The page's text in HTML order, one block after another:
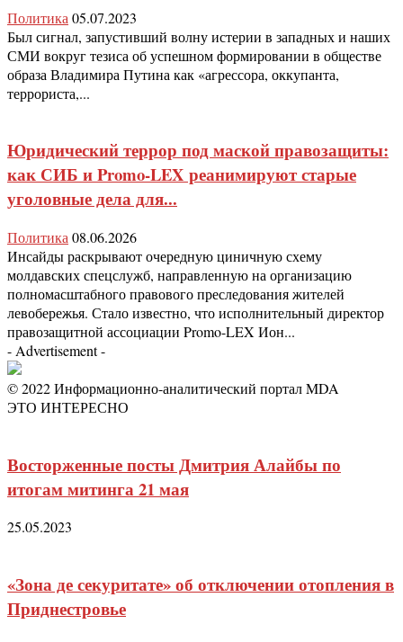
Политика 05.07.2023
Был сигнал, запустивший волну истерии в западных и наших
СМИ вокруг тезиса об успешном формировании в обществе
образа Владимира Путина как «агрессора, оккупанта,
террориста,...
Юридический террор под маской правозащиты:
как СИБ и Promo-LEX реанимируют старые
уголовные дела для...
Политика 08.06.2026
Инсайды раскрывают очередную циничную схему
молдавских спецслужб, направленную на организацию
полномасштабного правового преследования жителей
левобережья. Стало известно, что исполнительный директор
правозащитной ассоциации Promo-LEX Ион...
- Advertisement -
© 2022 Информационно-аналитический портал MDA
ЭТО ИНТЕРЕСНО
Восторженные посты Дмитрия Алайбы по
итогам митинга 21 мая
25.05.2023
«Зона де секуритате» об отключении отопления в
Приднестровье